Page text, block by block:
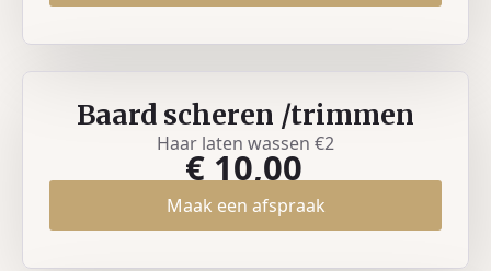
Baard scheren /trimmen
Haar laten wassen €2
€ 10,00
Maak een afspraak